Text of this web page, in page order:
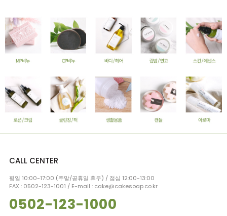
CALL CENTER
평일 10:00-17:00 (주말/공휴일 휴무) / 점심 12:00-13:00
FAX : 0502-123-1001 / E-mail : cake@cakesoap.co.kr
0502-123-1000